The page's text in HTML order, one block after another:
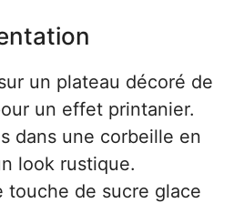
un plateau décoré de
un effet printanier.
dans une corbeille en
look rustique.
touche de sucre glace